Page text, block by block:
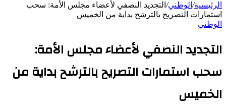
الرئيسية/ الوطني/ التجديد النصفي لأعضاء مجلس الأمة: سحب
استمارات التصريح بالترشح بداية من الخميس
الوطني
التجديد النصفي لأعضاء مجلس الأمة:
سحب استمارات التصريح بالترشح بداية من
الخميس